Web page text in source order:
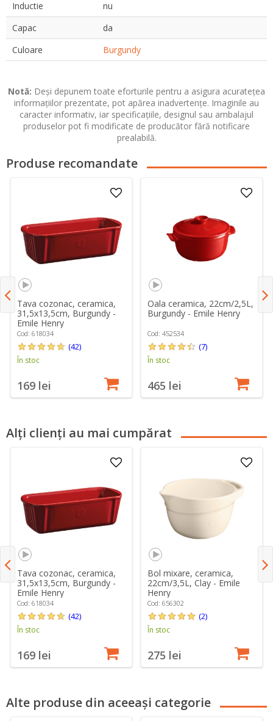
Inductie
nu
Capac
da
Culoare
Burgundy
Notă: Deși depunem toate eforturile pentru a asigura acuratețea
informațiilor prezentate, pot apărea inadvertențe. Imaginile au
caracter informativ, iar specificațiile, designul sau ambalajul
produselor pot fi modificate de producător fără notificare
prealabilă.
Produse recomandate
Tava cozonac, ceramica,
31,5x13,5cm, Burgundy -
Emile Henry
Cod: 618034
(42)
În stoc
169 lei
Oala ceramica, 22cm/2,5L,
Burgundy - Emile Henry
Cod: 452534
(7)
În stoc
465 lei
Alți clienți au mai cumpărat
Tava cozonac, ceramica,
31,5x13,5cm, Burgundy -
Emile Henry
Cod: 618034
(42)
În stoc
169 lei
Bol mixare, ceramica,
22cm/3,5L, Clay - Emile
Henry
Cod: 656302
(2)
În stoc
275 lei
Alte produse din aceeași categorie